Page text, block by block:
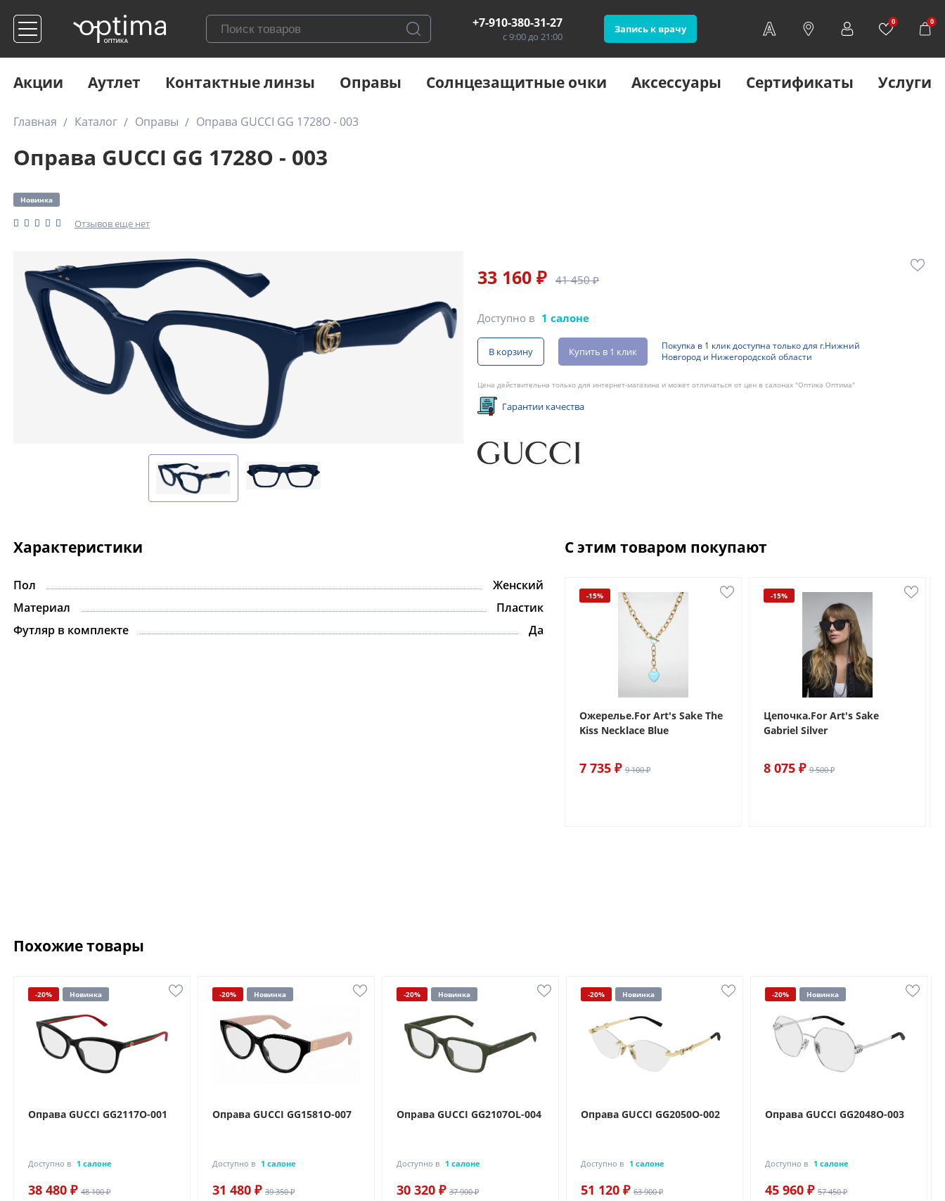
+7-910-380-31-27
с 9:00 до 21:00
Запись к врачу
0 0
Акции Аутлет Контактные линзы Оправы Солнцезащитные очки Аксессуары Сертификаты Услуги
Главная Каталог Оправы Оправа GUCCI GG 1728O - 003
Оправа GUCCI GG 1728O - 003
Новинка
Отзывов еще нет
33 160 ₽ 41 450 ₽
Доступно в 1 салоне
В корзину Купить в 1 клик
Покупка в 1 клик доступна только для г.Нижний
Новгород и Нижегородской области
Цена действительна только для интернет-магазина и может отличаться от цен в салонах "Оптика Оптима"
Гарантии качества
Характеристики
Пол
Женский
Материал
Пластик
Футляр в комплекте
Да
С этим товаром покупают
-15%
Ожерелье.For Art's Sake The
Kiss Necklace Blue
7 735 ₽ 9 100 ₽
-15%
Цепочка.For Art's Sake
Gabriel Silver
8 075 ₽ 9 500 ₽
Похожие товары
-20% Новинка
Оправа GUCCI GG2117O-001
Доступно в 1 салоне
38 480 ₽ 48 100 ₽
-20% Новинка
Оправа GUCCI GG1581O-007
Доступно в 1 салоне
31 480 ₽ 39 350 ₽
-20% Новинка
Оправа GUCCI GG2107OL-004
Доступно в 1 салоне
30 320 ₽ 37 900 ₽
-20% Новинка
Оправа GUCCI GG2050O-002
Доступно в 1 салоне
51 120 ₽ 63 900 ₽
-20% Новинка
Оправа GUCCI GG2048O-003
Доступно в 1 салоне
45 960 ₽ 57 450 ₽